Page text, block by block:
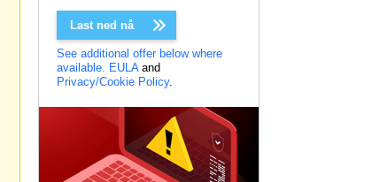
Last ned nå
See additional offer below where
available. EULAand
Privacy/Cookie Policy.